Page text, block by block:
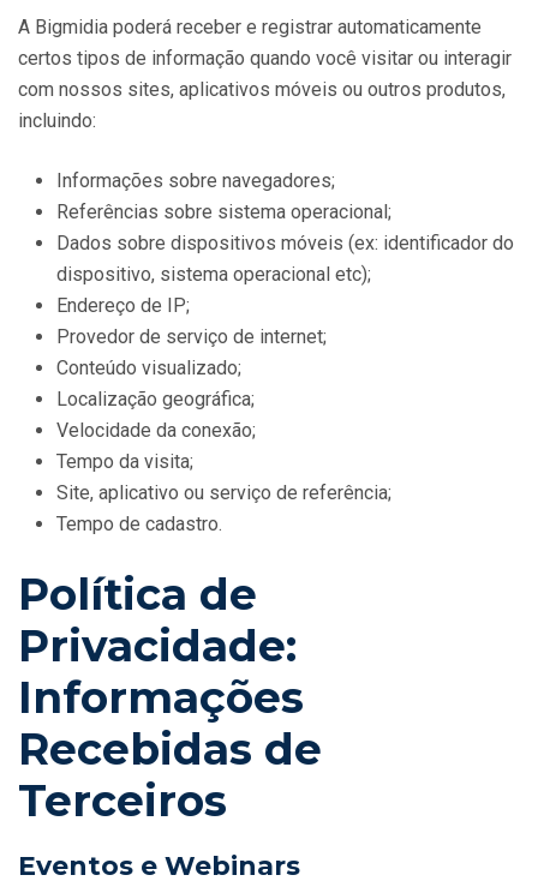
A Bigmidia poderá receber e registrar automaticamente
certos tipos de informação quando você visitar ou interagir
com nossos sites, aplicativos móveis ou outros produtos,
incluindo:
Informações sobre navegadores;
Referências sobre sistema operacional;
Dados sobre dispositivos móveis (ex: identificador do
dispositivo, sistema operacional etc);
Endereço de IP;
Provedor de serviço de internet;
Conteúdo visualizado;
Localização geográfica;
Velocidade da conexão;
Tempo da visita;
Site, aplicativo ou serviço de referência;
Tempo de cadastro.
Política de
Privacidade:
Informações
Recebidas de
Terceiros
Eventos e Webinars